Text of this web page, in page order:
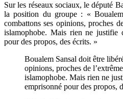
Sur les réseaux sociaux, le député
la position du groupe : «
combattons ses opinions, proches
islamophobe. Mais rien ne justifie
pour des propos, des écrits. »
Boualem Sansal doit être
opinions, proches de
islamophobe. Mais rien ne
emprisonné pour des propos,